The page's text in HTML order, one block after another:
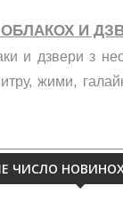
и дзвери з
жими,
ЧИСЛО НОВИНОХ